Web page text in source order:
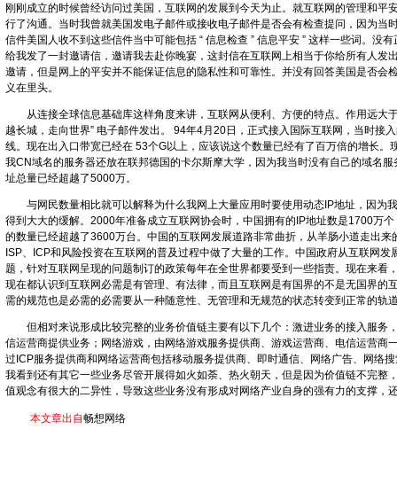
刚刚成立的时候曾经访问过美国， 互联网的发展到今天为止。就互联网的管理和平
行了沟通。当时我曾就美国发电子邮件或接收电子邮件是否会有检查提问，因为当
信件美国人收不到这些信件当中可能包括 “ 信息检查 ” 信息平安 ” 这样一些词。没
给我发了一封邀请信，邀请我去赴你晚宴，这封信在互联网上相当于你给所有人发
邀请，但是网上的平安并不能保证信息的隐私性和可靠性。并没有回答美国是否会
义在里头。
从连接全球信息基础库这样角度来讲，互联网从便利、方便的特点。作用远大
越长城，走向世界” 电子邮件发出。 94年4月20日，正式接入国际互联网，当时接
线。现在出入口带宽已经在 53个G以上，应该说这个数量已经有了百万倍的增长
我CN域名的服务器还放在联邦德国的卡尔斯摩大学，因为我当时没有自己的域名
址总量已经超越了5000万。
与网民数量相比就可以解释为什么我网上大量应用时要使用动态IP地址，因为
得到大大的缓解。2000年准备成立互联网协会时，中国拥有的IP地址数是1700万
的数量已经超越了3600万台。中国的互联网发展道路非常曲折，从羊肠小道走出
ISP、ICP和风险投资在互联网的普及过程中做了大量的工作。中国政府从互联网
题，针对互联网呈现的问题制订的政策每年在全世界都要受到一些指责。现在来看
现在都认识到互联网必需是有管理、有法律，而且互联网是有国界的不是无国界的
需的规范也是必需的必需要从一种随意性、无管理和无规范的状态转变到正常的轨
但相对来说形成比较完整的业务价值链主要有以下几个：激进业务的接入服务
信运营商提供业务；网络游戏，由网络游戏服务提供商、游戏运营商、电信运营商
过ICP服务提供商和网络运营商包括移动服务提供商、即时通信、网络广告、网络
我看到还有其它一些业务尽管开展得如火如荼、热火朝天，但是因为价值链不完整
值观念有很大的二异性，导致这些业务没有形成对网络产业自身的强有力的支撑，
本文章出自畅想网络